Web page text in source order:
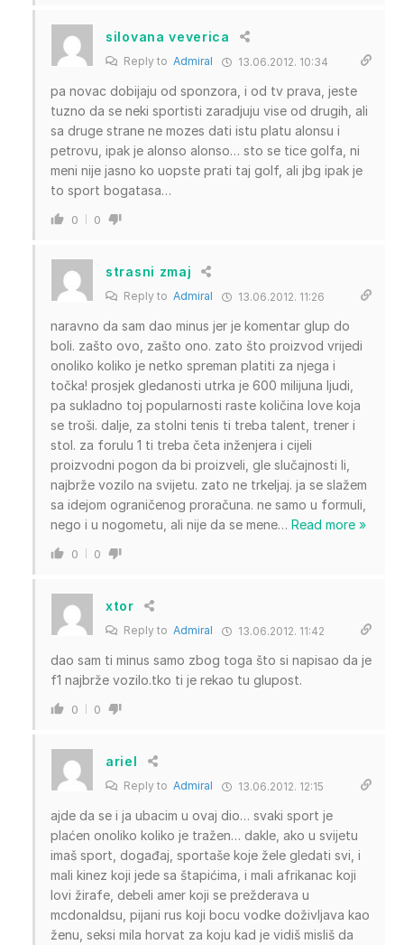
silovana veverica
Reply to Admiral 13.06.2012. 10:34
pa novac dobijaju od sponzora, i od tv prava, jeste
tuzno da se neki sportisti zaradjuju vise od drugih, ali
sa druge strane ne mozes dati istu platu alonsu i
petrovu, ipak je alonso alonso… sto se tice golfa, ni
meni nije jasno ko uopste prati taj golf, ali jbg ipak je
to sport bogatasa…
0 0
strasni zmaj
Reply to Admiral 13.06.2012. 11:26
naravno da sam dao minus jer je komentar glup do
boli. zašto ovo, zašto ono. zato što proizvod vrijedi
onoliko koliko je netko spreman platiti za njega i
točka! prosjek gledanosti utrka je 600 milijuna ljudi,
pa sukladno toj popularnosti raste količina love koja
se troši. dalje, za stolni tenis ti treba talent, trener i
stol. za forulu 1 ti treba četa inženjera i cijeli
proizvodni pogon da bi proizveli, gle slučajnosti li,
najbrže vozilo na svijetu. zato ne trkeljaj. ja se slažem
sa idejom ograničenog proračuna. ne samo u formuli,
nego i u nogometu, ali nije da se mene… Read more »
0 0
xtor
Reply to Admiral 13.06.2012. 11:42
dao sam ti minus samo zbog toga što si napisao da je
f1 najbrže vozilo.tko ti je rekao tu glupost.
0 0
ariel
Reply to Admiral 13.06.2012. 12:15
ajde da se i ja ubacim u ovaj dio… svaki sport je
plaćen onoliko koliko je tražen… dakle, ako u svijetu
imaš sport, događaj, sportaše koje žele gledati svi, i
mali kinez koji jede sa štapićima, i mali afrikanac koji
lovi žirafe, debeli amer koji se prežderava u
mcdonaldsu, pijani rus koji bocu vodke doživljava kao
ženu, seksi mila horvat za koju kad je vidiš misliš da